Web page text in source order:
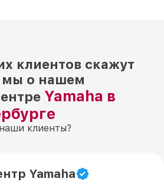
клиентов скажут
мы о нашем
Yamaha в
клиенты?
Yamaha